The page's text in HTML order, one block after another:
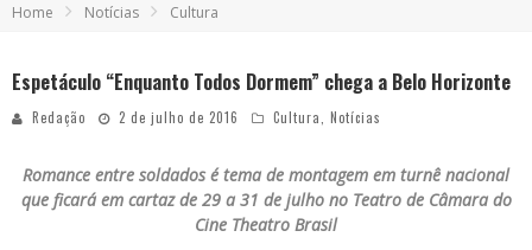
Home Notícias Cultura
Espetáculo “Enquanto Todos Dormem” chega a Belo Horizonte
Redação 2 de julho de 2016 Cultura Notícias
Romance entre soldados é tema de montagem em turnê nacional
que ficará em cartaz de 29 a 31 de julho no Teatro de Câmara do
Cine Theatro Brasil